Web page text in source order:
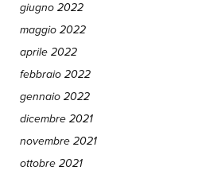
giugno 2022
maggio 2022
aprile 2022
febbraio 2022
gennaio 2022
dicembre 2021
novembre 2021
ottobre 2021